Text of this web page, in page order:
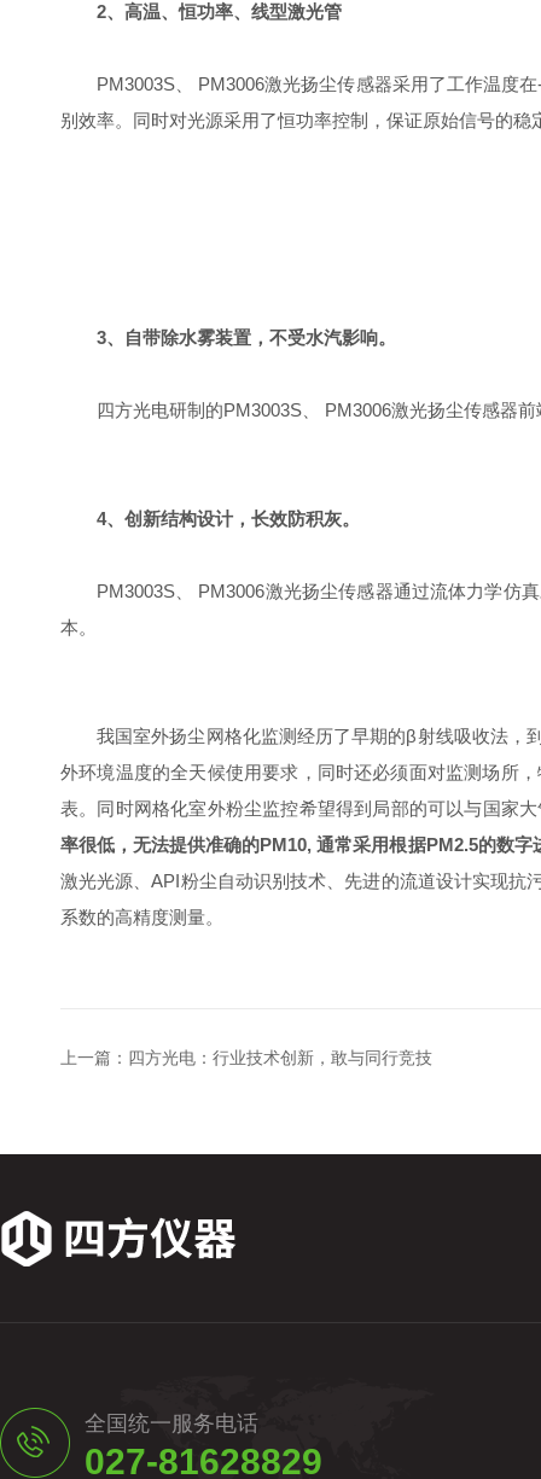
2、高温、恒功率、线型激光管
PM3003S、 PM3006激光扬尘传感器采用了工作温度在
别效率。同时对光源采用了恒功率控制，保证原始信号的稳
3、自带除水雾装置，不受水汽影响。
四方光电研制的PM3003S、 PM3006激光扬尘传感器前
4、创新结构设计，长效防积灰。
PM3003S、 PM3006激光扬尘传感器通过流体力学仿真
本。
我国室外扬尘网格化监测经历了早期的β射线吸收法，
外环境温度的全天候使用要求，同时还必须面对监测场所
表。同时网格化室外粉尘监控希望得到局部的可以与国家
率很低，无法提供准确的PM10, 通常采用根据PM2.5的数
激光光源、API粉尘自动识别技术、先进的流道设计实现
系数的高精度测量。
上一篇： 四方光电：行业技术创新，敢与同行竞技
全国统一服务电话
027-81628829